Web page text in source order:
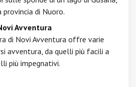
provincia di Nuoro.
Avventura
di Novi Avventura offre varie
avventura, da quelli più facili a
più impegnativi.